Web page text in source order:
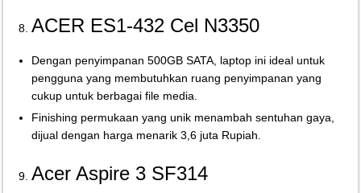
ACER ES1-432 Cel N3350
Dengan penyimpanan 500GB SATA, laptop ini ideal untuk
pengguna yang membutuhkan ruang penyimpanan yang
cukup untuk berbagai file media.
Finishing permukaan yang unik menambah sentuhan gaya,
dijual dengan harga menarik 3,6 juta Rupiah.
Acer Aspire 3 SF314